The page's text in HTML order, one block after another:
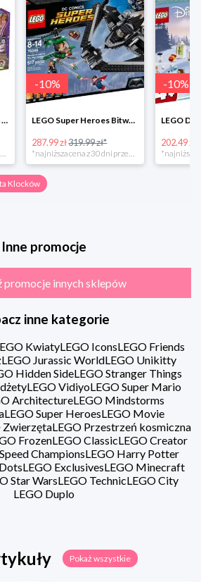
LEGO Friends Podwodna Frajda w super cenie
-10%
LEGO Super Heroes Bitwa powietrzna w super cenie
287.99 zł319.99 zł*
-10%
202.49 zł
Klocków
Inne promocje
promocje innych sklepów
inne kategorie
KwiatyLEGO IconsLEGO Friends
LEGO Jurassic WorldLEGO Unikitty
Hidden SideLEGO Stranger Things
LEGO VidiyoLEGO Super Mario
ArchitectureLEGO Mindstorms
LEGO Super HeroesLEGO Movie
ZwierzętaLEGO Przestrzeń kosmiczna
FrozenLEGO ClassicLEGO Creator
ChampionsLEGO Harry Potter
LEGO ExclusivesLEGO Minecraft
Star WarsLEGO TechnicLEGO City
LEGO Duplo
Pokaż wszystkie